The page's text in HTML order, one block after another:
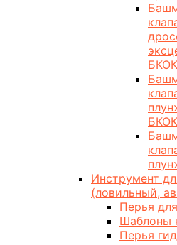
Инструмент
(ловильный,
Перья
Шаблоны
Перья